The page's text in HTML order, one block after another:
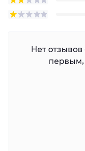
Нет отзывов
первым,